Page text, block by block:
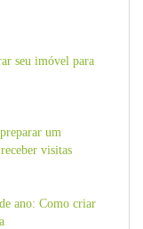
seu imóvel para
um
visitas
ano: Como criar